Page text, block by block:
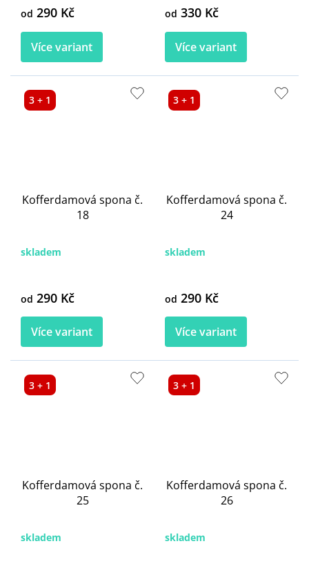
od 290 Kč
Více variant
od 330 Kč
Více variant
3 + 1
Kofferdamová spona č.
18
skladem
od 290 Kč
Více variant
3 + 1
Kofferdamová spona č.
24
skladem
od 290 Kč
Více variant
3 + 1
Kofferdamová spona č.
25
skladem
3 + 1
Kofferdamová spona č.
26
skladem